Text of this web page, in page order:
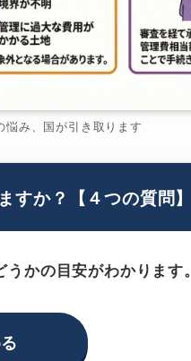
み、国が引き取ります
すか？【４つの質問】
かの目安がわかります。